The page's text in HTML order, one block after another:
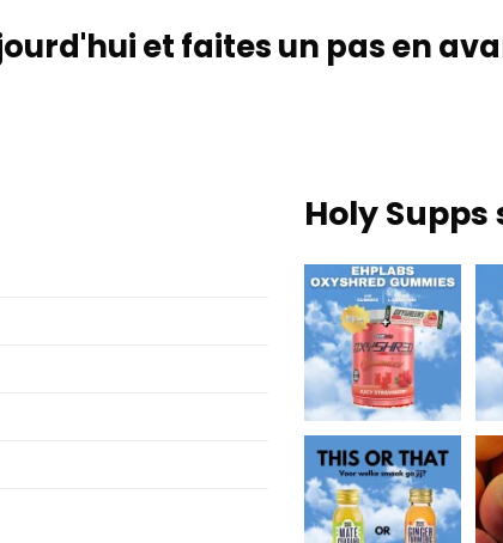
et faites un pas en
Holy
Nouveau chez Holy
Supps 🍬⚡
Les gommes
OxyShred...
3
Maté & Guarana
pour un regain
d'énergie ou...
0 0
et